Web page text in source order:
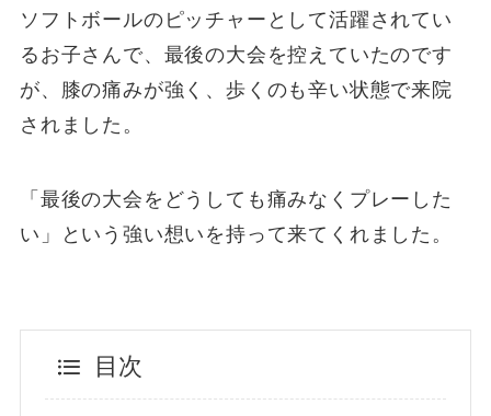
ソフトボールのピッチャーとして活躍されてい
るお子さんで、最後の大会を控えていたのです
が、膝の痛みが強く、歩くのも辛い状態で来院
されました。
「最後の大会をどうしても痛みなくプレーした
い」という強い想いを持って来てくれました。
目次